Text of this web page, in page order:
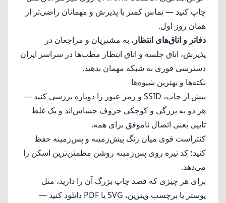
چاپ کنید — تماس کمتر با پذیرش و مهمانان راضی‌تر از
همان روز اول.
دفاتر و اتاق‌های انتظار. به مشتریان و مراجعان در
پذیرش، اتاق جلسه و اتاق انتظار مطب‌ها در سراسر ایران
دسترسی فوری به شبکه مهمان بدهید.
نکته‌ها و بهترین شیوه‌ها
پیش از چاپ، SSID و رمز عبور را دوباره بررسی کنید —
هر دو به بزرگی و کوچکی حروف حساس‌اند و یک غلط
تایپی یعنی اتصال ناموفق برای همه.
کنتراست قوی میان رنگ پیش‌زمینه و پس‌زمینه حفظ
کنید؛ کد تیره روی پس‌زمینه روشن مطمئن‌ترین اسکن را
می‌دهد.
برای هر چیزی که قصد چاپ بزرگ آن را دارید، مثل
پوستر یا برچسب ویترین، SVG یا PDF دانلود کنید —